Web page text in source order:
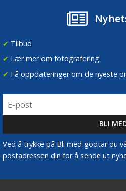
✔ Tilbud
✔ Lær mer om fotografering
✔ Få oppdateringer om de nyeste
Ved å trykke på Bli med godtar du
postadressen din for å sende ut